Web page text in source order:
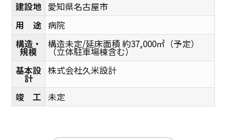
建設地 愛知県名古屋市
用 途 病院
構造・
規模
構造未定/延床面積 約37,000㎡（予定）
（立体駐車場棟含む）
基本設
計
株式会社久米設計
竣 工 未定